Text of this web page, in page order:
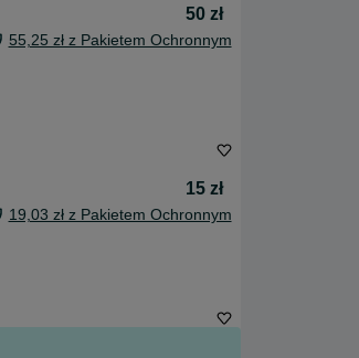
50 zł
55,25 zł z Pakietem Ochronnym
15 zł
19,03 zł z Pakietem Ochronnym